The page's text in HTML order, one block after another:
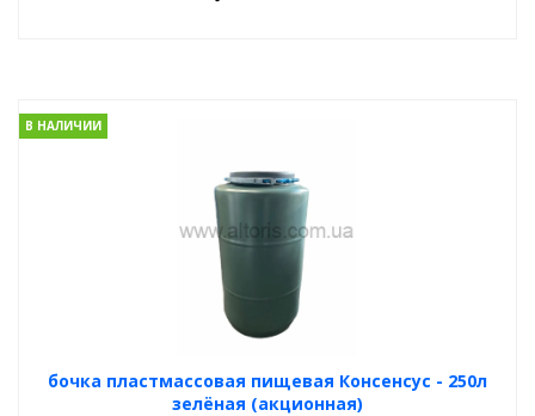
бочка пластмассовая пищевая Консенсус - 250л
зелёная (акционная)
В НАЛИЧИИ